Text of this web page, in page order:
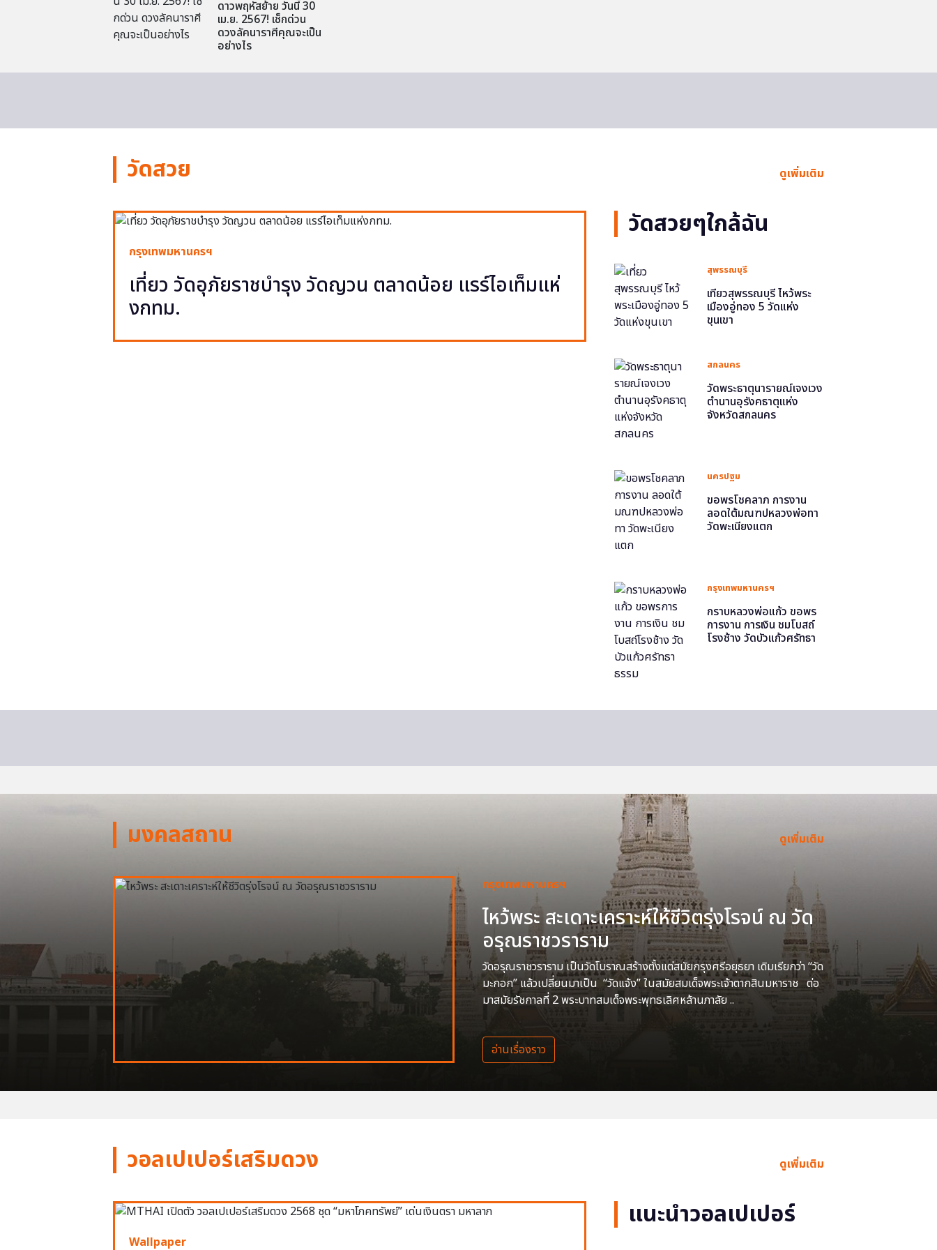
ดาวพฤหัสย้าย วันนี้ 30
เม.ย. 2567! เช็กด่วน
ดวงลัคนาราศีคุณจะเป็น
อย่างไร
วัดสวย ดูเพิ่มเติม
กรุงเทพมหานครฯ
เที่ยว วัดอุภัยราชบำรุง วัดญวน ตลาดน้อย แรร์ไอเท็มแห่
งกทม.
วัดสวยๆใกล้ฉัน
สุพรรณบุรี
เที่ยวสุพรรณบุรี ไหว้พระ
เมืองอู่ทอง 5 วัดแห่ง
ขุนเขา
สกลนคร
วัดพระธาตุนารายณ์เจงเวง
ตำนานอุรังคธาตุแห่ง
จังหวัดสกลนคร
นครปฐม
ขอพรโชคลาภ การงาน
ลอดใต้มณฑปหลวงพ่อทา
วัดพะเนียงแตก
กรุงเทพมหานครฯ
กราบหลวงพ่อแก้ว ขอพร
การงาน การเงิน ชมโบสถ์
โรงช้าง วัดบัวแก้วศรัทธา
มงคลสถาน ดูเพิ่มเติม
กรุงเทพมหานครฯ
ไหว้พระ สะเดาะเคราะห์ให้ชีวิตรุ่งโรจน์ ณ วัด
อรุณราชวราราม
วัดอรุณราชวราราม เป็นวัดโบราณสร้างตั้งแต่สมัยกรุงศรีอยุธยา เดิมเรียกว่า “วัด
มะกอก” แล้วเปลี่ยนมาเป็น “วัดแจ้ง” ในสมัยสมเด็จพระเจ้าตากสินมหาราช ต่อ
มาสมัยรัชกาลที่ 2 พระบาทสมเด็จพระพุทธเลิศหล้านภาลัย ..
อ่านเรื่องราว
วอลเปเปอร์เสริมดวง ดูเพิ่มเติม
Wallpaper
แนะนำวอลเปเปอร์